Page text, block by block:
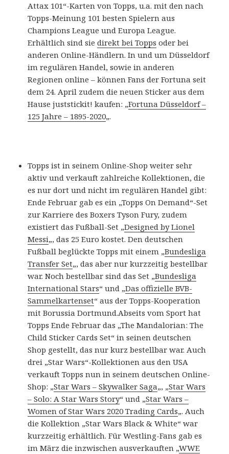
Attax 101“-Karten von Topps, u.a. mit den nach
Topps-Meinung 101 besten Spielern aus
Champions League und Europa League.
Erhältlich sind siedirekt bei Topps oder bei
anderen Online-Händlern. In und um Düsseldorf
im regulären Handel, sowie in anderen
Regionen online – können Fans der Fortuna seit
dem 24. April zudem die neuen Sticker aus dem
Hause juststickit! kaufen: „Fortuna Düsseldorf –
125 Jahre – 1895-2020„.
Topps ist in seinem Online-Shop weiter sehr
aktiv und verkauft zahlreiche Kollektionen, die
es nur dort und nicht im regulären Handel gibt:
Ende Februar gab es ein „Topps On Demand“-Set
zur Karriere des Boxers Tyson Fury, zudem
existiert das Fußball-Set „Designed by Lionel
Messi„, das 25 Euro kostet. Den deutschen
Fußball beglückte Topps mit einem „Bundesliga
Transfer Set„, das aber nur kurzzeitig bestellbar
war. Noch bestellbar sind das Set „Bundesliga
International Stars“ und „Das offizielle BVB-
Sammelkartenset“ aus der Topps-Kooperation
mit Borussia Dortmund.Abseits vom Sport hat
Topps Ende Februar das „The Mandalorian: The
Child Sticker Cards Set“ in seinen deutschen
Shop gestellt, das nur kurz bestellbar war. Auch
drei „Star Wars“-Kollektionen aus den USA
verkauft Topps nun in seinem deutschen Online-
Shop: „Star Wars – Skywalker Saga„, „Star Wars
– Solo: A Star Wars Story“ und „Star Wars –
Women of Star Wars 2020 Trading Cards„. Auch
die Kollektion „Star Wars Black & White“ war
kurzzeitig erhältlich. Für Westling-Fans gab es
im März die inzwischen ausverkauften „WWE